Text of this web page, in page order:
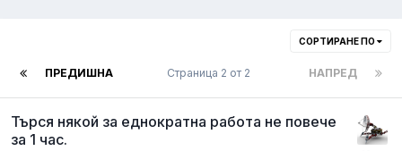
СОРТИРАНЕ ПО
ПРЕДИШНА НАПРЕД
Страница 2 от 2
Търся някой за еднократна работа не повече
за 1 час.